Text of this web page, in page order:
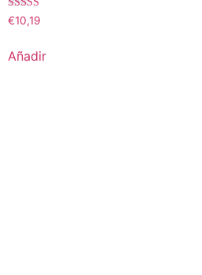
Valoración
5,00
€10,19
Añadir